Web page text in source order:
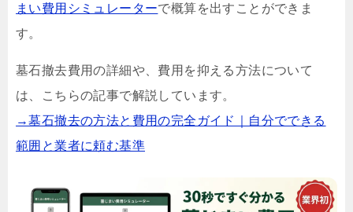
まい費用シミュレーターで概算を出すことができま
す。
墓石撤去費用の詳細や、費用を抑える方法について
は、こちらの記事で解説しています。
→墓石撤去の方法と費用の完全ガイド｜自分でできる
範囲と業者に頼む基準